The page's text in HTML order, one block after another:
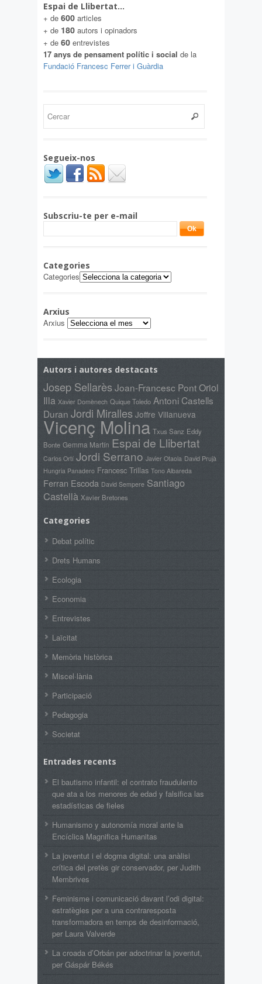
Espai de Llibertat…
+ de 600 articles
+ de 180 autors i opinadors
+ de 60 entrevistes
17 anys de pensament polític i social de la
Fundació Francesc Ferrer i Guàrdia
Segueix-nos
Subscriu-te per e-mail
Categories
Categories
Arxius
Arxius
Autors i autores destacats
Josep SellarèsJoan-Francesc PontOriol
Illa Xavier Domènech Quique Toledo Antoni Castells
Duran Jordi Miralles Joffre Villanueva
Vicenç Molina Txus Sanz Eddy
Bonte Gemma Martín Espai de Llibertat
Carlos Ortí Jordi Serrano Javier Otaola David Prujà
Hungria Panadero Francesc Trillas Tono Albareda
Ferran Escoda David Sempere Santiago
Castellà Xavier Bretones
Categories
Debat polític
Drets Humans
Ecologia
Economia
Entrevistes
Laïcitat
Memòria històrica
Miscel·lània
Participació
Pedagogia
Societat
Entrades recents
El bautismo infantil: el contrato fraudulento
que ata a los menores de edad y falsifica las
estadísticas de fieles
Humanismo y autonomía moral ante la
Encíclica Magnifica Humanitas
La joventut i el dogma digital: una anàlisi
crítica del pretès gir conservador, per Judith
Membrives
Feminisme i comunicació davant l’odi digital:
estratègies per a una contraresposta
transformadora en temps de desinformació,
per Laura Valverde
La croada d’Orbán per adoctrinar la joventut,
per Gáspár Békés